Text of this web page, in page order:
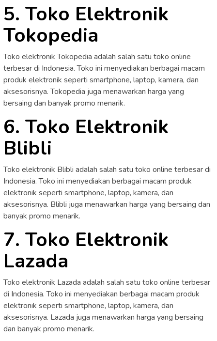
5. Toko Elektronik
Tokopedia
Toko elektronik Tokopedia adalah salah satu toko online
terbesar di Indonesia. Toko ini menyediakan berbagai macam
produk elektronik seperti smartphone, laptop, kamera, dan
aksesorisnya. Tokopedia juga menawarkan harga yang
bersaing dan banyak promo menarik.
6. Toko Elektronik
Blibli
Toko elektronik Blibli adalah salah satu toko online terbesar di
Indonesia. Toko ini menyediakan berbagai macam produk
elektronik seperti smartphone, laptop, kamera, dan
aksesorisnya. Blibli juga menawarkan harga yang bersaing dan
banyak promo menarik.
7. Toko Elektronik
Lazada
Toko elektronik Lazada adalah salah satu toko online terbesar
di Indonesia. Toko ini menyediakan berbagai macam produk
elektronik seperti smartphone, laptop, kamera, dan
aksesorisnya. Lazada juga menawarkan harga yang bersaing
dan banyak promo menarik.